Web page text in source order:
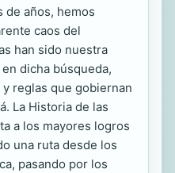
de años, hemos
caos del
han sido nuestra
dicha búsqueda,
reglas que gobiernan
La Historia de las
a los mayores logros
una ruta desde los
pasando por los